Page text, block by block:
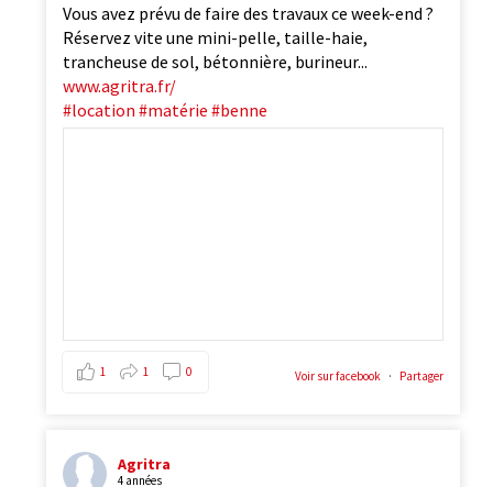
Vous avez prévu de faire des travaux ce week-end ?
Réservez vite une mini-pelle, taille-haie,
trancheuse de sol, bétonnière, burineur...
www.agritra.fr/
#location #matérie #benne
Voir sur facebook · Partager
1 1 0
Agritra
4 années